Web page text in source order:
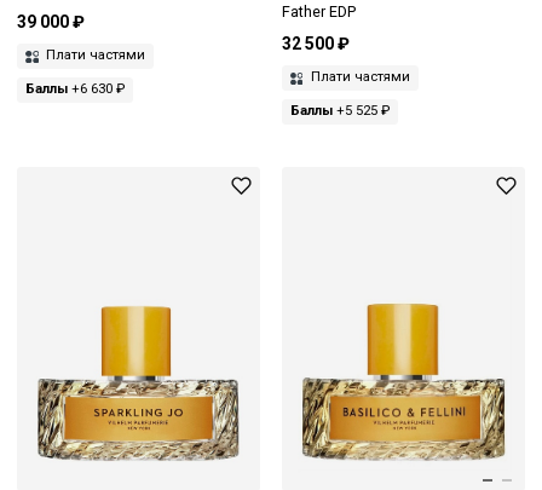
39 000 ₽
Плати частями
Баллы +6 630 ₽
Father EDP
32 500 ₽
Плати частями
Баллы+5 525 ₽